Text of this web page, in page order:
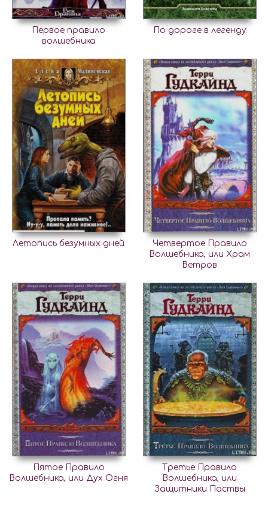
Первое правило
волшебника
По дороге в легенду
Летопись безумных дней
Четвертое Правило
Волшебника, или Храм
Ветров
Пятое Правило
Волшебника, или Дух Огня
Третье Правило
Волшебника, или
Защитники Паствы